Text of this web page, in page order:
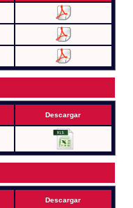
Descargar
Descargar